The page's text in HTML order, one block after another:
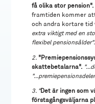
få olika stor pension".
framtiden kommer
och andra kortare
extra viktigt med en
flexibel pensionsålder".
2.
skattebetalarna".
3. "Det är ingen som
förstagångsväljarna